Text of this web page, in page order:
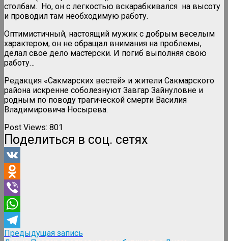
столбам. Но, он с легкостью вскарабкивался на высоту
и проводил там необходимую работу.
Оптимистичный, настоящий мужик с добрым веселым
характером, он не обращал внимания на проблемы,
делал свое дело мастерски. И погиб выполняя свою
работу…
Редакция «Сакмарских вестей» и жители Сакмарского
района искренне соболезнуют Завгар Зайнуловне и
родным по поводу трагической смерти Василия
Владимировича Носырева.
Post Views: 801
Поделиться в соц. сетях
VK
Odnoklassniki
Viber
WhatsApp
Telegram
Навигация
Предыдущая запись